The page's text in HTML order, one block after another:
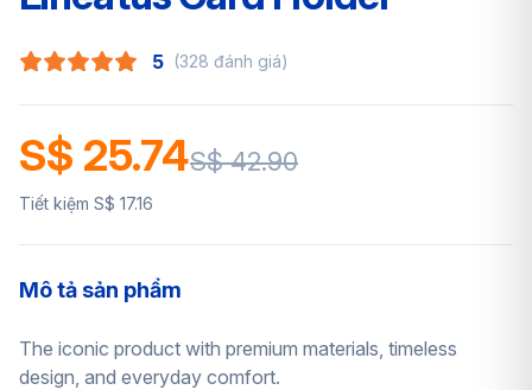
5 (328 đánh giá)
S$ 25.74S$ 42.90
Tiết kiệm S$ 17.16
Mô tả sản phẩm
The iconic product with premium materials, timeless
design, and everyday comfort.